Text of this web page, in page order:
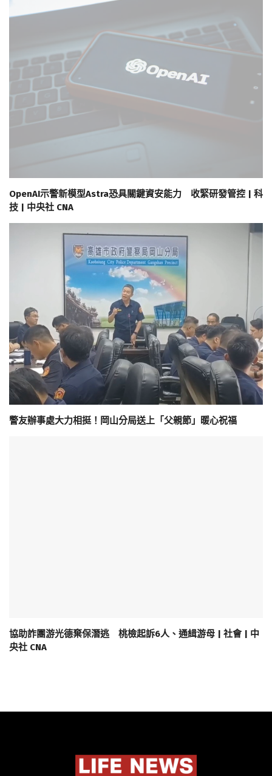
OpenAI示警新模型Astra恐具關鍵資安能力 收緊研發管控 | 科
技 | 中央社 CNA
警友辦事處大力相挺！岡山分局送上「父親節」暖心祝福
協助詐團游光德棄保潛逃 桃檢起訴6人、通緝游母 | 社會 | 中
央社 CNA